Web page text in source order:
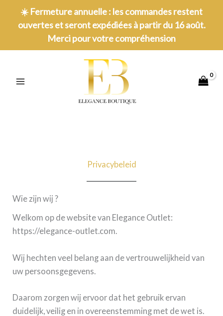
☀️Fermeture annuelle : les commandes restent
ouvertes et seront expédiées à partir du 16 août.
Merci pour votre compréhension
Privacybeleid
Wie zijn wij ?
Welkom op de website van Elegance Outlet:
https://elegance-outlet.com.
Wij hechten veel belang aan de vertrouwelijkheid van
uw persoonsgegevens.
Daarom zorgen wij ervoor dat het gebruik ervan
duidelijk, veilig en in overeenstemming met de wet is.